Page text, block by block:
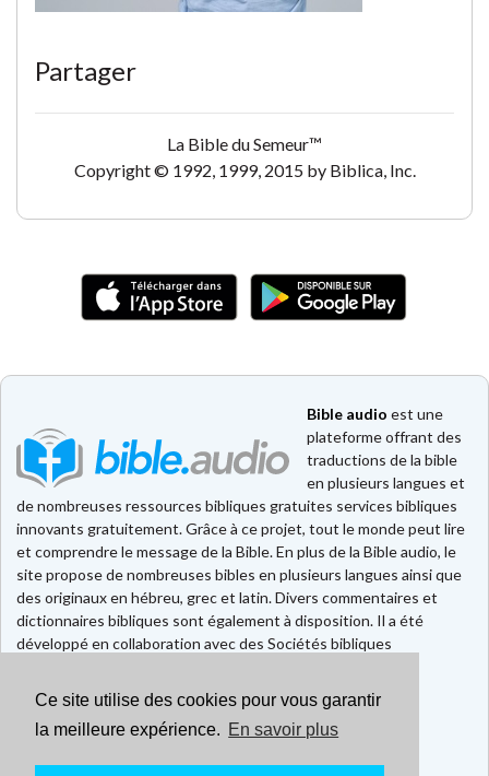
Ce site utilise des cookies pour vous garantir
la meilleure expérience. En savoir plus
Partager
La Bible du Semeur™
Copyright © 1992, 1999, 2015 by Biblica, Inc.
Bible audio est une
plateforme offrant des
traductions de la bible
en plusieurs langues et
de nombreuses ressources bibliques gratuites services bibliques
innovants gratuitement. Grâce à ce projet, tout le monde peut lire
et comprendre le message de la Bible. En plus de la Bible audio, le
site propose de nombreuses bibles en plusieurs langues ainsi que
des originaux en hébreu, grec et latin. Divers commentaires et
dictionnaires bibliques sont également à disposition. Il a été
développé en collaboration avec des Sociétés bibliques
Faire un don
Contact